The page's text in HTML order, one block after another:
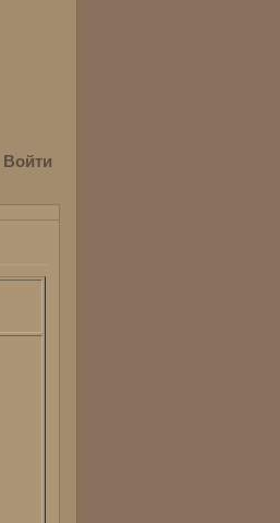
Войти